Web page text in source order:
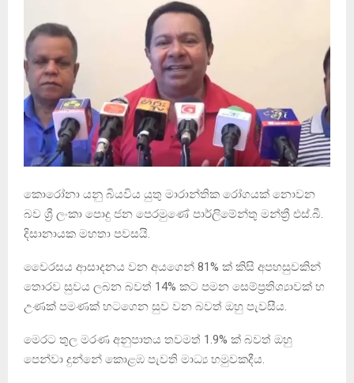
කොරෝනා යනු බියවිය යුතු මාරාන්තික රෝගයක් නොවන
බව ශ්‍රී ලංකා පොදු ජන පෙරමුණේ පාර්ලිමේන්තු මන්ත්‍රී එස්.බී.
දිසානායක මහතා පවසයි.
වෛරසය ආසාදනය වන අයගෙන් 81% ක් කිසි අපහසුවකින්
තොරව සුවය ලබන බවත් 14% කට පමන සෙම්ප්‍රතිශ්‍යාවක් හ
උණක් පමණක් හටගෙන සුව වන බවත් ඔහු පැවසීය.
මෙරට තුල මරණ අනුපාතය තවමත් 1.9% ක් බවත් ඔහු
පෙන්වා දුන්නේ කොළඹ පැවති මාධ්‍ය හමුවකදීය.